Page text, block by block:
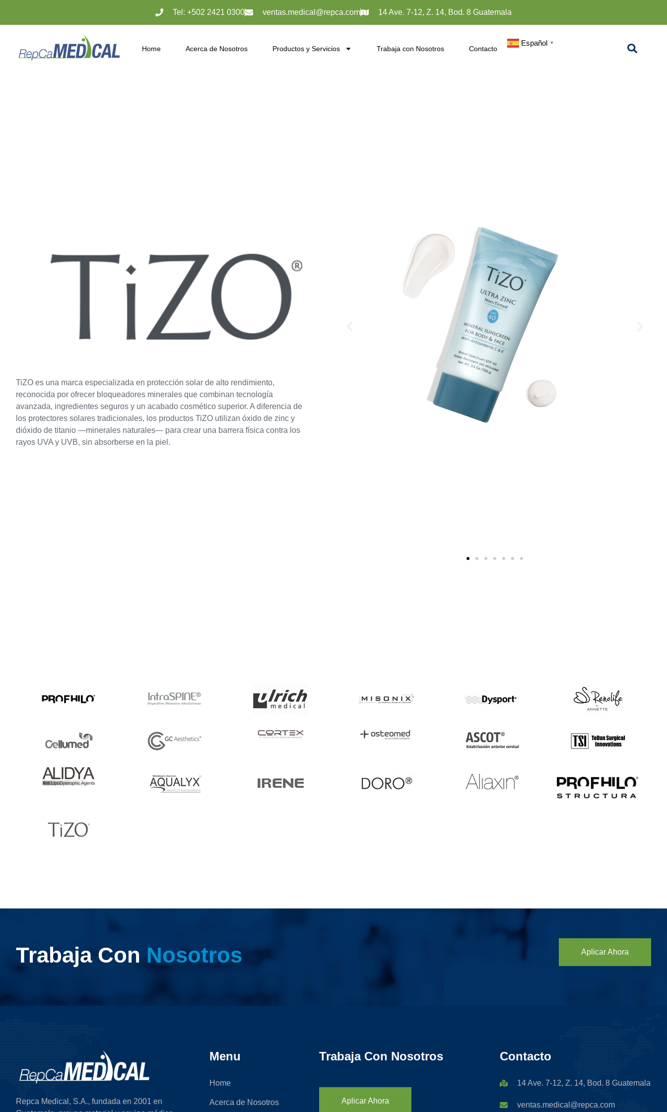
Tel: +502 2421 0300 ventas.medical@repca.com 14 Ave. 7-12, Z. 14, Bod. 8 Guatemala
Home Acerca de Nosotros Productos y Servicios Trabaja con Nosotros Contacto
Español ▼
TiZO es una marca especializada en protección solar de alto rendimiento,
reconocida por ofrecer bloqueadores minerales que combinan tecnología
avanzada, ingredientes seguros y un acabado cosmético superior. A diferencia de
los protectores solares tradicionales, los productos TiZO utilizan óxido de zinc y
dióxido de titanio —minerales naturales— para crear una barrera física contra los
rayos UVA y UVB, sin absorberse en la piel.
Trabaja Con Nosotros Aplicar Ahora
Repca Medical, S.A., fundada en 2001 en
Menu
Home
Acerca de Nosotros
Trabaja Con Nosotros
Aplicar Ahora
Contacto
14 Ave. 7-12, Z. 14, Bod. 8 Guatemala
ventas.medical@repca.com